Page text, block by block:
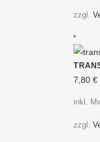
zzgl.
7,80 €
inkl.
zzgl.